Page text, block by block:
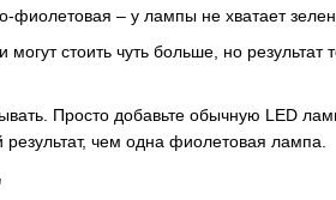
– у лампы не хватает
стоить чуть больше, но результат
Просто добавьте обычную LED
чем одна фиолетовая лампа.